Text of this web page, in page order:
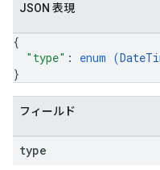
JSON 表現
{
"type" : enum (
}
フィールド
type